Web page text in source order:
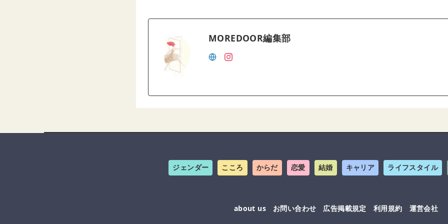
MOREDOOR編集部
ジェンダー こころ からだ 恋愛 結婚 キャリア ライフスタイル
about us お問い合わせ 広告掲載規定 利用規約 運営会社